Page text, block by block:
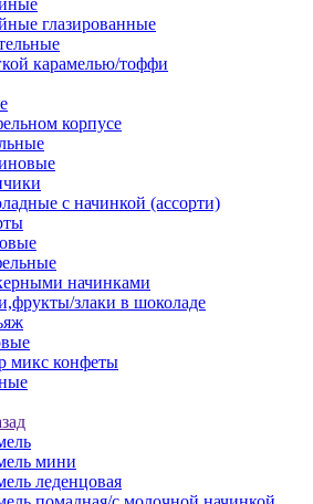
глазированные
карамелью/тоффи
корпусе
с начинкой (ассорти)
начинками
злаки в шоколаде
микс конфеты
мини
леденцовая